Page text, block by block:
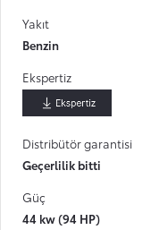
Yakıt
Benzin
Ekspertiz
İndir
Distribütör garantisi
Geçerlilik bitti
Güç
44 kw (94 HP)